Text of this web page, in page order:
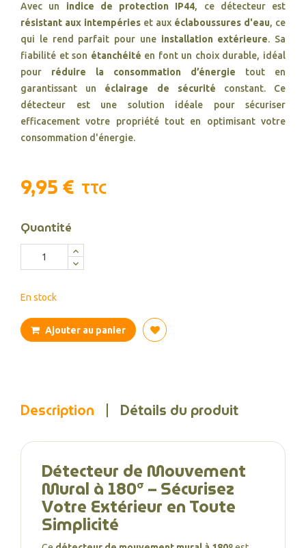
Avec un indice de protection IP44, ce détecteur est
résistant aux intempéries et aux éclaboussures d'eau, ce
qui le rend parfait pour une installation extérieure. Sa
fiabilité et son étanchéité en font un choix durable, idéal
pour réduire la consommation d’énergie tout en
garantissant un éclairage de sécurité constant. Ce
détecteur est une solution idéale pour sécuriser
efficacement votre propriété tout en optimisant votre
consommation d'énergie.
9,95 € TTC
Quantité
En stock
Ajouter au panier
Description Détails du produit
Détecteur de Mouvement
Mural à 180º – Sécurisez
Votre Extérieur en Toute
Simplicité